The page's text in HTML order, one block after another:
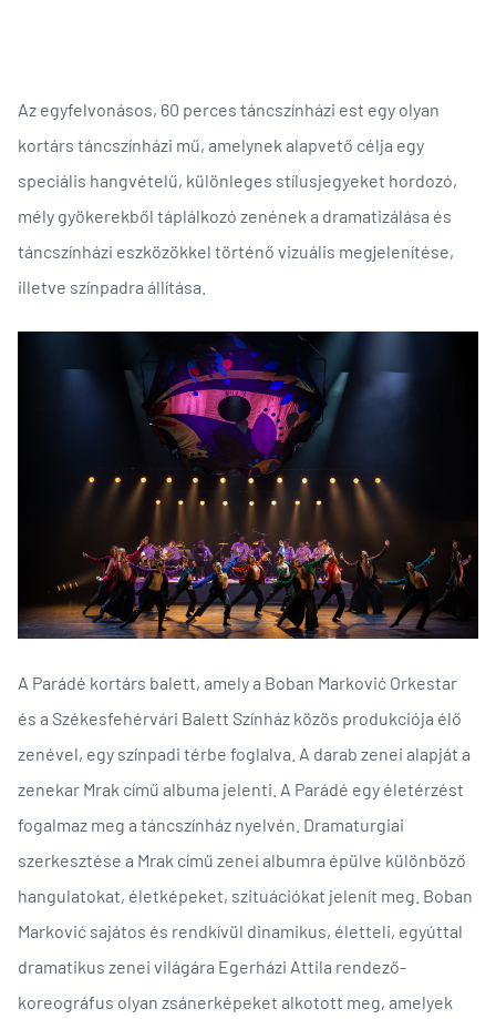
Az egyfelvonásos, 60 perces táncszínházi est egy olyan
kortárs táncszínházi mű, amelynek alapvető célja egy
speciális hangvételű, különleges stílusjegyeket hordozó,
mély gyökerekből táplálkozó zenének a dramatizálása és
táncszínházi eszközökkel történő vizuális megjelenítése,
illetve színpadra állítása.
A Parádé kortárs balett, amely a Boban Marković Orkestar
és a Székesfehérvári Balett Színház közös produkciója élő
zenével, egy színpadi térbe foglalva. A darab zenei alapját a
zenekar Mrak című albuma jelenti. A Parádé egy életérzést
fogalmaz meg a táncszínház nyelvén. Dramaturgiai
szerkesztése a Mrak című zenei albumra épülve különböző
hangulatokat, életképeket, szituációkat jelenít meg. Boban
Marković sajátos és rendkívül dinamikus, életteli, egyúttal
dramatikus zenei világára Egerházi Attila rendező-
koreográfus olyan zsánerképeket alkotott meg, amelyek